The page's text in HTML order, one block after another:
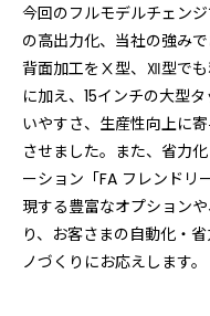
今回のフルモデルチェン
の高出力化、当社の強み
背面加工をⅩ型、Ⅻ型でも
に加え、15インチの大型
いやすさ、生産性向上に
させました。また、省力
ーション「FA フレンドリ
現する豊富なオプション
り、お客さまの自動化・
ノづくりにお応えします。